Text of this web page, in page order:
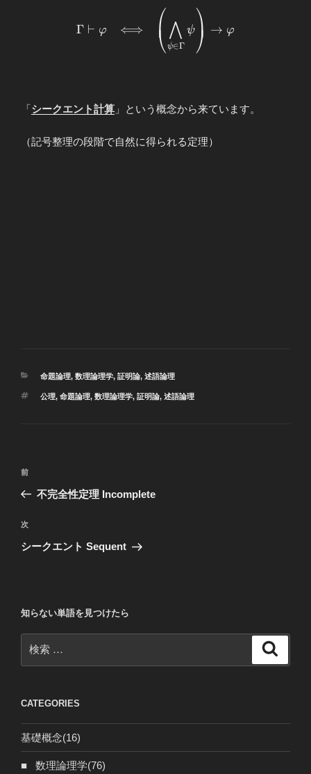
\begin{array}{ccc}
Γ\vdash φ
&\Longleftrightarrow&
\end{array}
Γ ⊢ φ ⟺ ⎝
⎜
⎛
ψ∈Γ
⋀ ψ⎠
⎟
⎞ → φ
「シークエント計算 」という概念から来ています。
（記号整理の段階で自然に得られる定理）
カ
ゴ
命題論理, 数理論理学, 証明論, 述語論理
タ
公理, 命題論理, 数理論理学, 証明論, 述語論理
投
ビ
ゲ
ン
過
去
投
稿
前
不完全性定理 Incomplete
次
の
次
シークエント Sequent
知らない単語を見つけたら
索:
CATEGORIES
基礎概念(16)
■ 数理論理学(76)